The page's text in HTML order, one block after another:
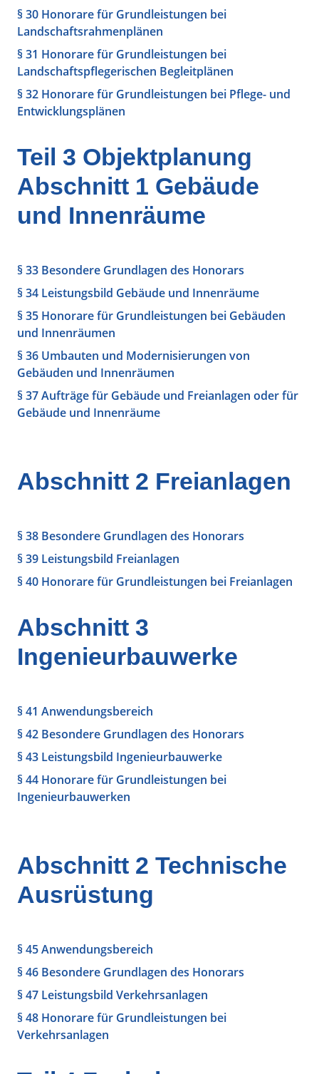
§ 30 Honorare für Grundleistungen bei
Landschaftsrahmenplänen
§ 31 Honorare für Grundleistungen bei
Landschaftspflegerischen Begleitplänen
§ 32 Honorare für Grundleistungen bei Pflege- und
Entwicklungsplänen
Teil 3 Objektplanung
Abschnitt 1 Gebäude
und Innenräume
§ 33 Besondere Grundlagen des Honorars
§ 34 Leistungsbild Gebäude und Innenräume
§ 35 Honorare für Grundleistungen bei Gebäuden
und Innenräumen
§ 36 Umbauten und Modernisierungen von
Gebäuden und Innenräumen
§ 37 Aufträge für Gebäude und Freianlagen oder für
Gebäude und Innenräume
Abschnitt 2 Freianlagen
§ 38 Besondere Grundlagen des Honorars
§ 39 Leistungsbild Freianlagen
§ 40 Honorare für Grundleistungen bei Freianlagen
Abschnitt 3
Ingenieurbauwerke
§ 41 Anwendungsbereich
§ 42 Besondere Grundlagen des Honorars
§ 43 Leistungsbild Ingenieurbauwerke
§ 44 Honorare für Grundleistungen bei
Ingenieurbauwerken
Abschnitt 2 Technische
Ausrüstung
§ 45 Anwendungsbereich
§ 46 Besondere Grundlagen des Honorars
§ 47 Leistungsbild Verkehrsanlagen
§ 48 Honorare für Grundleistungen bei
Verkehrsanlagen